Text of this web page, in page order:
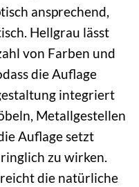
ansprechend,
Hellgrau lässt
von Farben und
die Auflage
integriert
Metallgestellen
Auflage setzt
zu wirken.
die natürliche